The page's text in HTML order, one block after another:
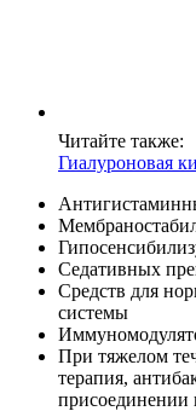
Читайте также:
Гиалуроновая
Седативных
Средств для
системы
При тяжелом
терапия,
присоединении